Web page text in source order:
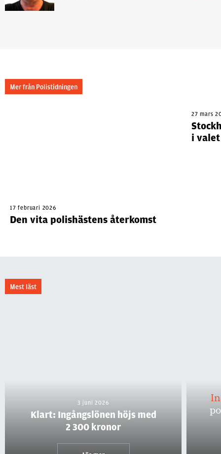
Mer från Polistidningen
17 februari 2026
Den vita polishästens återkomst
27 mars
i
Mest läst
3 juni 2026
Klart: Ingångslönen höjs med
2 300 kronor